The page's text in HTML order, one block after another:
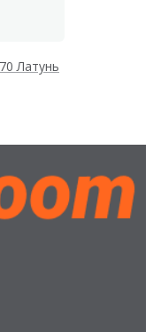
Латунь